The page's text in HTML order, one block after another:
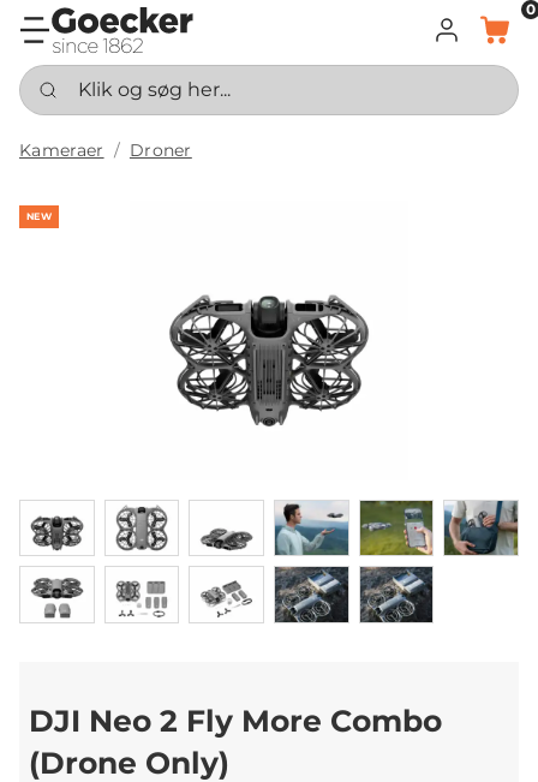
LOG INDKURV
0
Klik og søg her...
Kameraer Droner
NEW
DJI Neo 2 Fly More Combo
(Drone Only)